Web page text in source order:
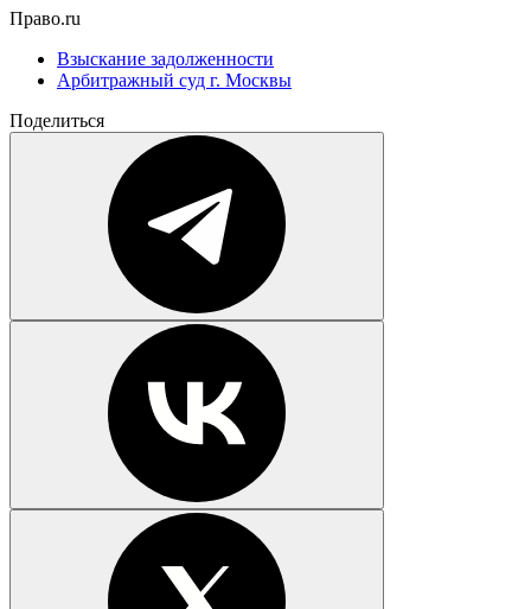
Право.ru
Взыскание задолженности
Арбитражный суд г. Москвы
Поделиться